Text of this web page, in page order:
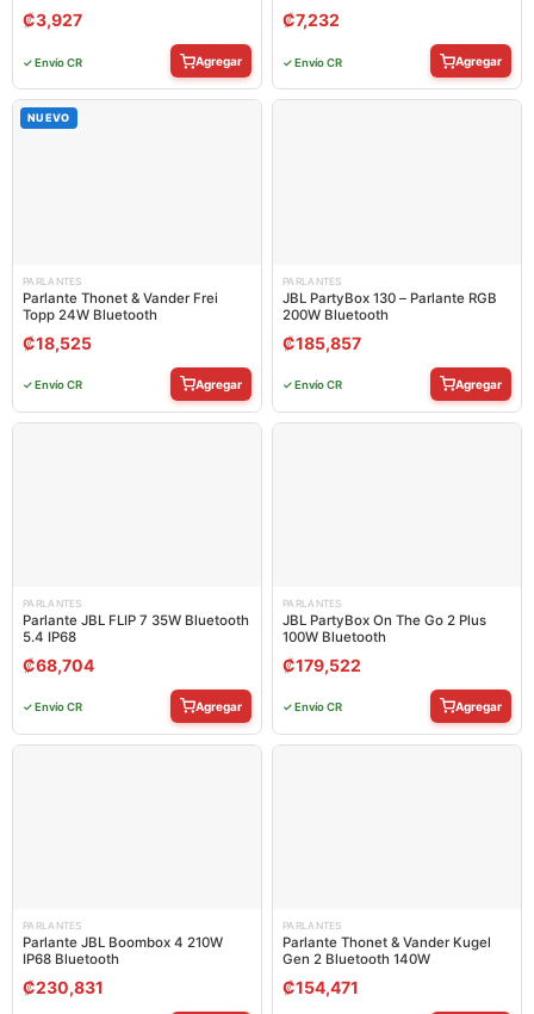
₡3,927
✓ Envío CR Agregar
₡7,232
✓ Envío CR Agregar
NUEVO
PARLANTES
Parlante Thonet & Vander Frei
Topp 24W Bluetooth
₡18,525
✓ Envío CR Agregar
PARLANTES
JBL PartyBox 130 – Parlante RGB
200W Bluetooth
₡185,857
✓ Envío CR Agregar
PARLANTES
Parlante JBL FLIP 7 35W Bluetooth
5.4 IP68
₡68,704
✓ Envío CR Agregar
PARLANTES
JBL PartyBox On The Go 2 Plus
100W Bluetooth
₡179,522
✓ Envío CR Agregar
PARLANTES
Parlante JBL Boombox 4 210W
IP68 Bluetooth
₡230,831
PARLANTES
Parlante Thonet & Vander Kugel
Gen 2 Bluetooth 140W
₡154,471